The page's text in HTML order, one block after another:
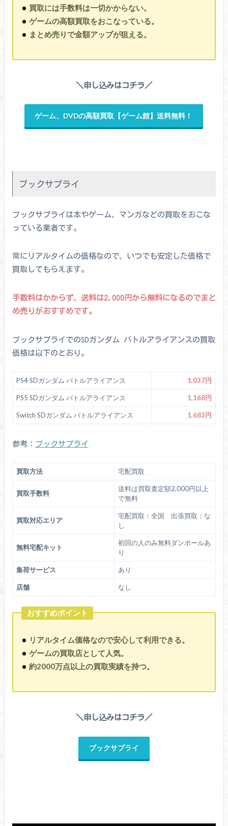
買取には手数料は一切かからない。
ゲームの高額買取をおこなっている。
まとめ売りで金額アップが狙える。
＼申し込みはコチラ／
ゲーム、DVDの高額買取【ゲーム館】送料無料！
ブックサプライ
ブックサプライは本やゲーム、マンガなどの買取をおこな
っている業者です。
常にリアルタイムの価格なので、いつでも安定した価格で
買取してもらえます。
手数料はかからず、送料は2,000円から無料になるのでまと
め売りがおすすめです。
ブックサプライでのSDガンダム バトルアライアンスの買取
価格は以下のとおり。
PS4 SDガンダム バトルアライアンス 1,037円
PS5 SDガンダム バトルアライアンス 1,168円
Switch SDガンダム バトルアライアンス 1,683円
参考： ブックサプライ
買取方法 宅配買取
買取手数料
送料は買取査定額2,000円以上
で無料
買取対応エリア
宅配買取：全国 出張買取：な
し
無料宅配キット
初回の人のみ無料ダンボールあ
り
集荷サービス あり
店舗 なし
おすすめポイント
リアルタイム価格なので安心して利用できる。
ゲームの買取店として人気。
約2000万点以上の買取実績を持つ。
＼申し込みはコチラ／
ブックサプライ